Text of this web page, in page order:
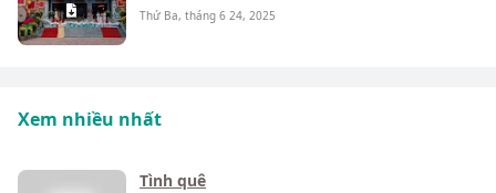
Thứ Ba, tháng 6 24, 2025
Xem nhiều nhất
Tình quê